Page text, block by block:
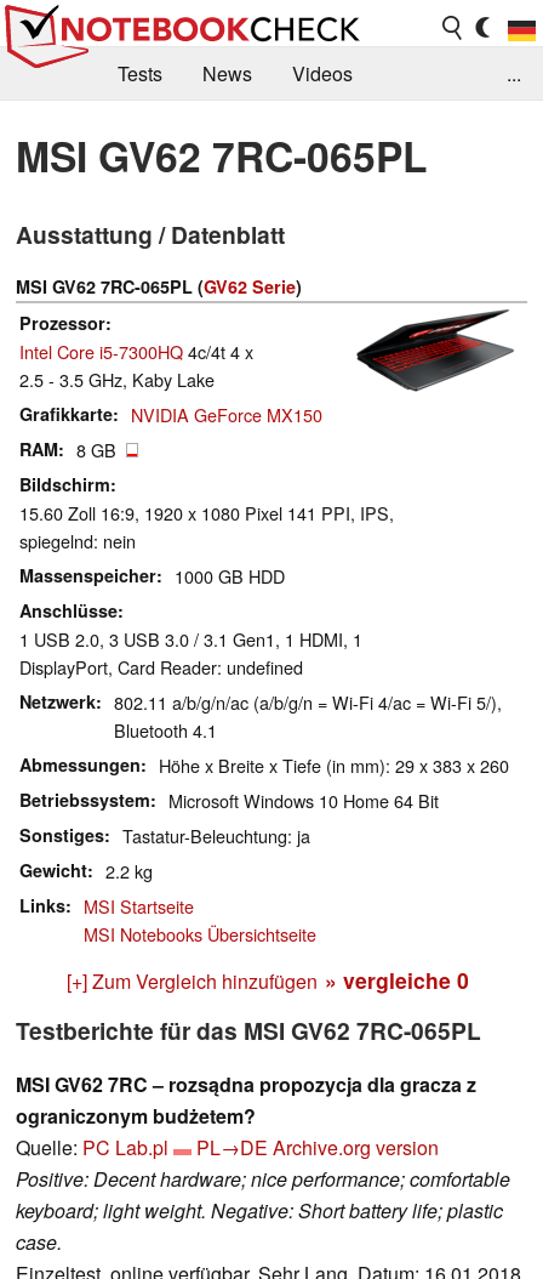
Tests News
Videos
Kaufberatung
Deals Suche
Jobs
Forum
...
MSI GV62 7RC-065PL
Ausstattung / Datenblatt
MSI GV62 7RC-065PL (GV62 Serie)
Prozessor
Intel Core i5-7300HQ4c/4t 4 x
2.5 - 3.5 GHz, Kaby Lake
Grafikkarte NVIDIA GeForce MX150
RAM 8 GB
Bildschirm
15.60 Zoll 16:9, 1920 x 1080 Pixel 141 PPI, IPS,
spiegelnd: nein
Massenspeicher 1000 GB HDD
Anschlüsse
1 USB 2.0, 3 USB 3.0 / 3.1 Gen1, 1 HDMI, 1
DisplayPort, Card Reader: undefined
Netzwerk
802.11 a/b/g/n/ac (a/b/g/n = Wi-Fi 4/ac = Wi-Fi 5/),
Bluetooth 4.1
Abmessungen Höhe x Breite x Tiefe (in mm): 29 x 383 x 260
Betriebssystem Microsoft Windows 10 Home 64 Bit
Sonstiges Tastatur-Beleuchtung: ja
Gewicht 2.2 kg
Links
MSI Startseite
MSI Notebooks Übersichtseite
[+] Zum Vergleich hinzufügen » vergleiche 0
Testberichte für das MSI GV62 7RC-065PL
MSI GV62 7RC – rozsądna propozycja dla gracza z
ograniczonym budżetem?
Quelle: PC Lab.pl PL→DE Archive.org version
Positive: Decent hardware; nice performance; comfortable
keyboard; light weight. Negative: Short battery life; plastic
case.